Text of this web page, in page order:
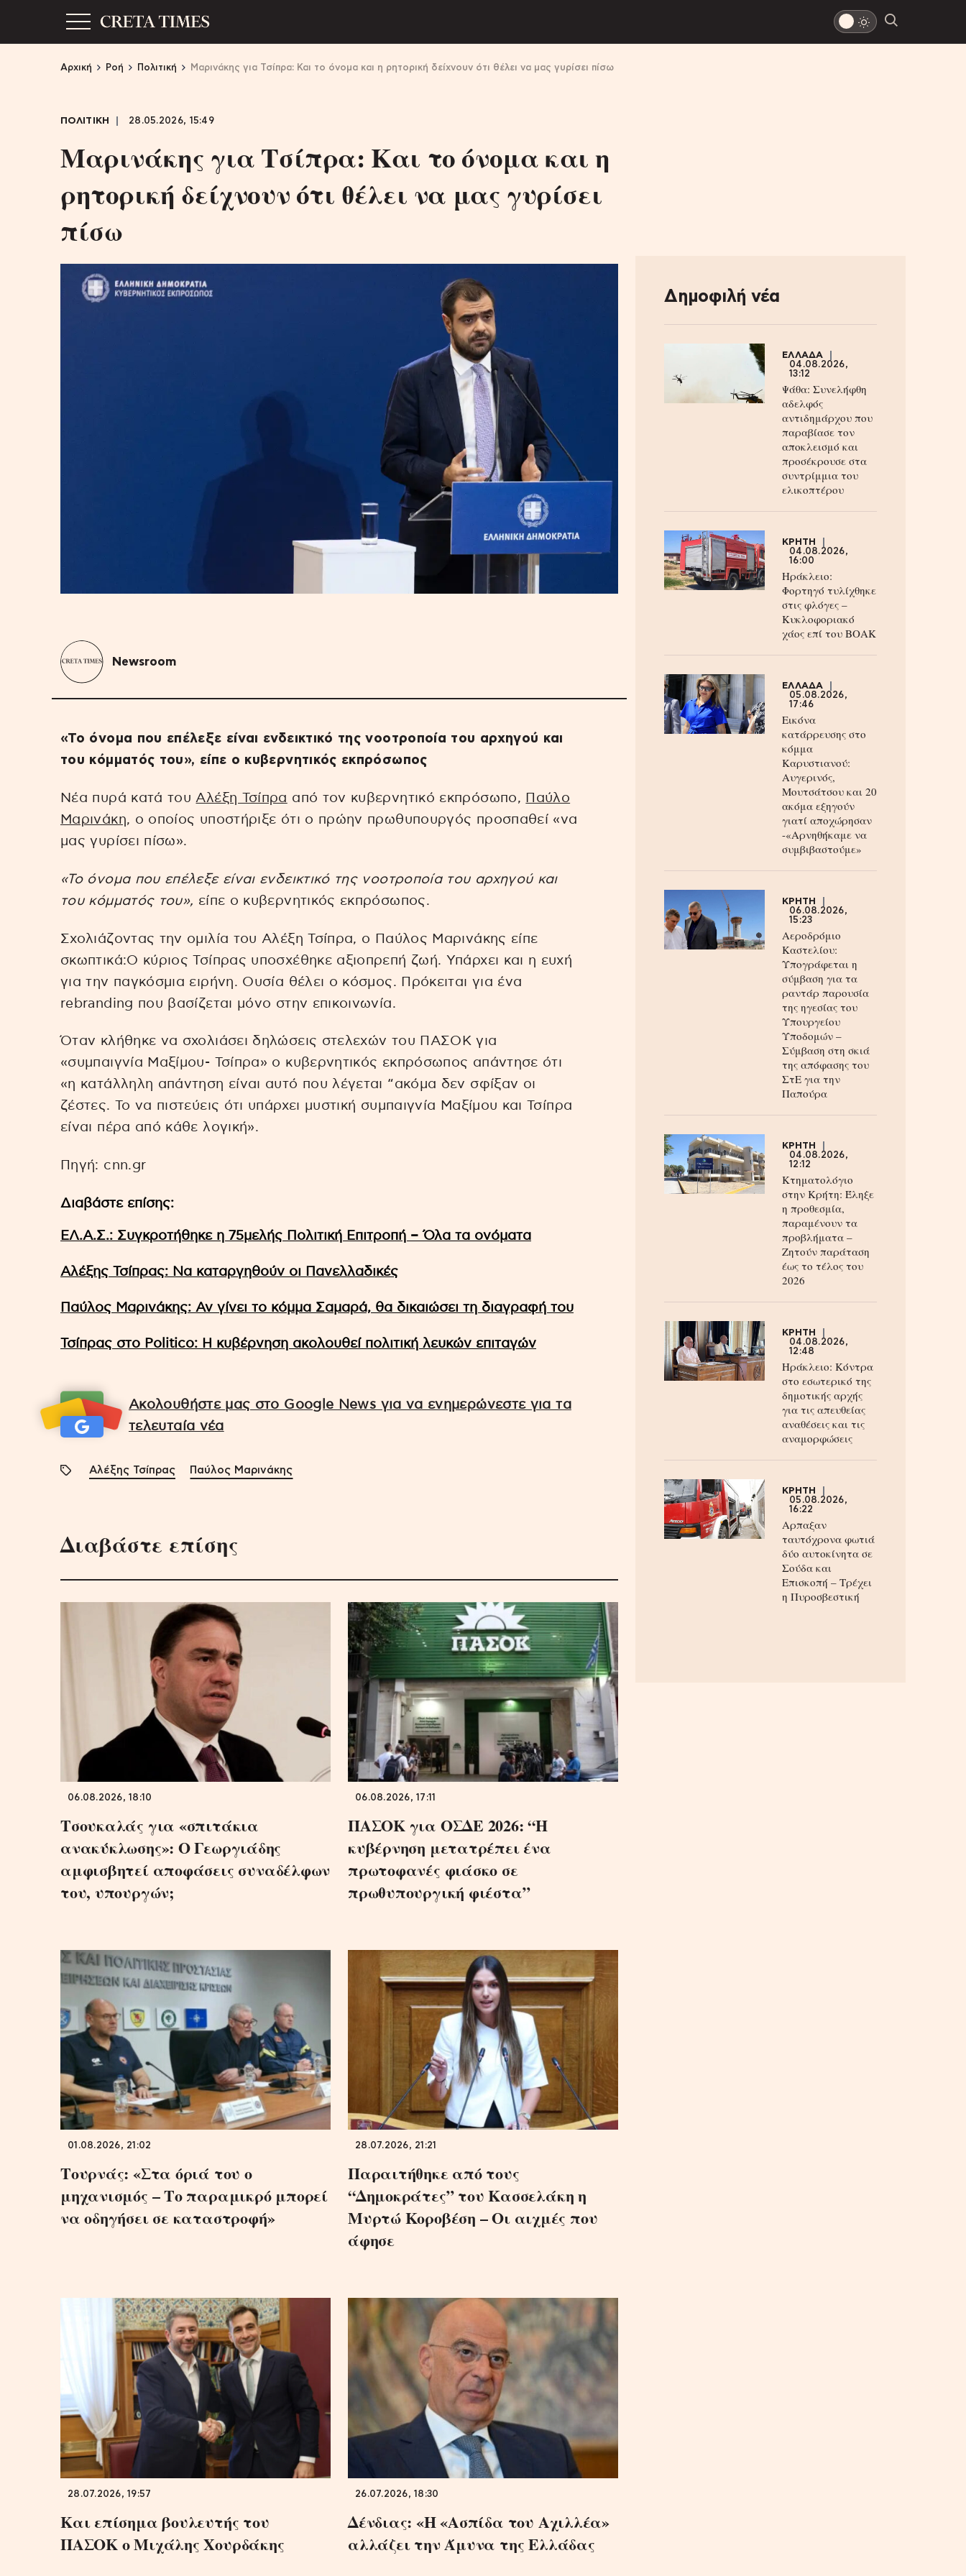
Αρχική Ροή Πολιτική Μαρινάκης για Τσίπρα: Και το όνομα και η ρητορική δείχνουν ότι θέλει να μας γυρίσει πίσω
ΠΟΛΙΤΙΚΗ 28.05.2026, 15:49
Μαρινάκης για Τσίπρα: Και το όνομα και η
ρητορική δείχνουν ότι θέλει να μας γυρίσει
πίσω
Newsroom
«Το όνομα που επέλεξε είναι ενδεικτικό της νοοτροποία του αρχηγού και
του κόμματός του», είπε ο κυβερνητικός εκπρόσωπος
Νέα πυρά κατά τουΑλέξη Τσίπρα από τον κυβερνητικό εκπρόσωπο, Παύλο
Μαρινάκη, ο οποίος υποστήριξε ότι ο πρώην πρωθυπουργός προσπαθεί «να
μας γυρίσει πίσω».
«Το όνομα που επέλεξε είναι ενδεικτικό της νοοτροποία του αρχηγού και
του κόμματός του», είπε ο κυβερνητικός εκπρόσωπος.
Σχολιάζοντας την ομιλία του Αλέξη Τσίπρα, ο Παύλος Μαρινάκης είπε
σκωπτικά:Ο κύριος Τσίπρας υποσχέθηκε αξιοπρεπή ζωή. Υπάρχει και η ευχή
για την παγκόσμια ειρήνη. Ουσία θέλει ο κόσμος. Πρόκειται για ένα
rebranding που βασίζεται μόνο στην επικοινωνία.
Όταν κλήθηκε να σχολιάσει δηλώσεις στελεχών του ΠΑΣΟΚ για
«συμπαιγνία Μαξίμου- Τσίπρα» ο κυβερνητικός εκπρόσωπος απάντησε ότι
«η κατάλληλη απάντηση είναι αυτό που λέγεται “ακόμα δεν σφίξαν οι
ζέστες. Το να πιστεύεις ότι υπάρχει μυστική συμπαιγνία Μαξίμου και Τσίπρα
είναι πέρα από κάθε λογική».
Πηγή: cnn.gr
Διαβάστε επίσης:
ΕΛ.Α.Σ.: Συγκροτήθηκε η 75μελής Πολιτική Επιτροπή – Όλα τα ονόματα
Αλέξης Τσίπρας: Να καταργηθούν οι Πανελλαδικές
Παύλος Μαρινάκης: Αν γίνει το κόμμα Σαμαρά, θα δικαιώσει τη διαγραφή του
Τσίπρας στο Politico: Η κυβέρνηση ακολουθεί πολιτική λευκών επιταγών
Ακολουθήστε μας στο Google News για να ενημερώνεστε για τα
τελευταία νέα
Αλέξης Τσίπρας Παύλος Μαρινάκης
Διαβάστε επίσης
06.08.2026, 18:10
Τσουκαλάς για «σπιτάκια
ανακύκλωσης»: Ο Γεωργιάδης
αμφισβητεί αποφάσεις συναδέλφων
του, υπουργών;
06.08.2026, 17:11
ΠΑΣΟΚ για ΟΣΔΕ 2026: “Η
κυβέρνηση μετατρέπει ένα
πρωτοφανές φιάσκο σε
πρωθυπουργική φιέστα”
01.08.2026, 21:02
Τουρνάς: «Στα όριά του ο
μηχανισμός – Το παραμικρό μπορεί
να οδηγήσει σε καταστροφή»
28.07.2026, 21:21
Παραιτήθηκε από τους
“Δημοκράτες” του Κασσελάκη η
Μυρτώ Κοροβέση – Οι αιχμές που
άφησε
28.07.2026, 19:57
Και επίσημα βουλευτής του
ΠΑΣΟΚ ο Μιχάλης Χουρδάκης
26.07.2026, 18:30
Δένδιας: «Η «Ασπίδα του Αχιλλέα»
αλλάζει την Άμυνα της Ελλάδας
Δημοφιλή νέα
ΕΛΛΑΔΑ
04.08.2026,
13:12
Ψάθα: Συνελήφθη
αδελφός
αντιδημάρχου που
παραβίασε τον
αποκλεισμό και
προσέκρουσε στα
συντρίμμια του
ελικοπτέρου
ΚΡΗΤΗ
04.08.2026,
16:00
Ηράκλειο:
Φορτηγό τυλίχθηκε
στις φλόγες –
Κυκλοφοριακό
χάος επί του ΒΟΑΚ
ΕΛΛΑΔΑ
05.08.2026,
17:46
Εικόνα
κατάρρευσης στο
κόμμα
Καρυστιανού:
Αυγερινός,
Μουτσάτσου και 20
ακόμα εξηγούν
γιατί αποχώρησαν
-«Αρνηθήκαμε να
συμβιβαστούμε»
ΚΡΗΤΗ
06.08.2026,
15:23
Αεροδρόμιο
Καστελίου:
Υπογράφεται η
σύμβαση για τα
ραντάρ παρουσία
της ηγεσίας του
Υπουργείου
Υποδομών –
Σύμβαση στη σκιά
της απόφασης του
ΣτΕ για την
Παπούρα
ΚΡΗΤΗ
04.08.2026,
12:12
Κτηματολόγιο
στην Κρήτη: Έληξε
η προθεσμία,
παραμένουν τα
προβλήματα –
Ζητούν παράταση
έως το τέλος του
2026
ΚΡΗΤΗ
04.08.2026,
12:48
Ηράκλειο: Κόντρα
στο εσωτερικό της
δημοτικής αρχής
για τις απευθείας
αναθέσεις και τις
αναμορφώσεις
ΚΡΗΤΗ
05.08.2026,
16:22
Αρπαξαν
ταυτόχρονα φωτιά
δύο αυτοκίνητα σε
Σούδα και
Επισκοπή – Τρέχει
η Πυροσβεστική